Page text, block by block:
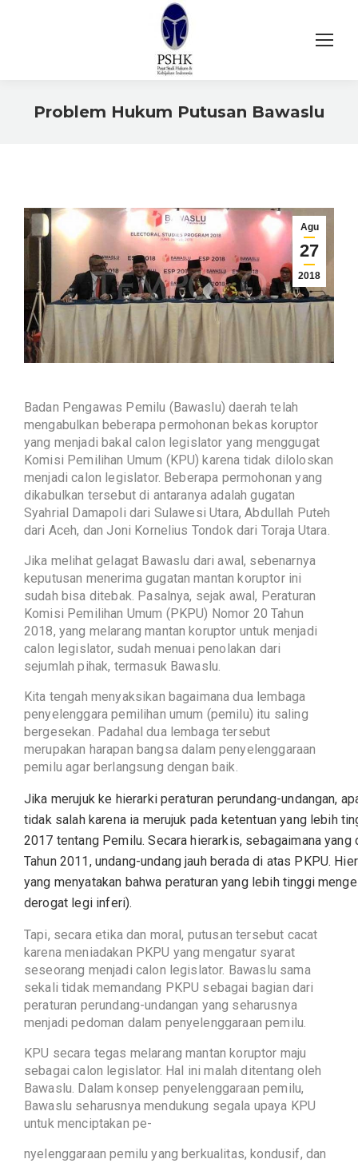
Problem Hukum Putusan Bawaslu
Agu
27
2018
Badan Pengawas Pemilu (Bawaslu) daerah telah
mengabulkan beberapa permohonan bekas koruptor
yang menjadi bakal calon legislator yang menggugat
Komisi Pemilihan Umum (KPU) karena tidak diloloskan
menjadi calon legislator. Beberapa permohonan yang
dikabulkan tersebut di antaranya adalah gugatan
Syahrial Damapoli dari Sulawesi Utara, Abdullah Puteh
dari Aceh, dan Joni Kornelius Tondok dari Toraja Utara.
Jika melihat gelagat Bawaslu dari awal, sebenarnya
keputusan menerima gugatan mantan koruptor ini
sudah bisa ditebak. Pasalnya, sejak awal, Peraturan
Komisi Pemilihan Umum (PKPU) Nomor 20 Tahun
2018, yang melarang mantan koruptor untuk menjadi
calon legislator, sudah menuai penolakan dari
sejumlah pihak, termasuk Bawaslu.
Kita tengah menyaksikan bagaimana dua lembaga
penyelenggara pemilihan umum (pemilu) itu saling
bergesekan. Padahal dua lembaga tersebut
merupakan harapan bangsa dalam penyelenggaraan
pemilu agar berlangsung dengan baik.
Jika merujuk ke hierarki peraturan perundang-undangan,
tidak salah karena ia merujuk pada ketentuan yang lebih
2017 tentang Pemilu. Secara hierarkis, sebagaimana yang
Tahun 2011, undang-undang jauh berada di atas PKPU.
yang menyatakan bahwa peraturan yang lebih tinggi
derogat legi inferi).
Tapi, secara etika dan moral, putusan tersebut cacat
karena meniadakan PKPU yang mengatur syarat
seseorang menjadi calon legislator. Bawaslu sama
sekali tidak memandang PKPU sebagai bagian dari
peraturan perundang-undangan yang seharusnya
menjadi pedoman dalam penyelenggaraan pemilu.
KPU secara tegas melarang mantan koruptor maju
sebagai calon legislator. Hal ini malah ditentang oleh
Bawaslu. Dalam konsep penyelenggaraan pemilu,
Bawaslu seharusnya mendukung segala upaya KPU
untuk menciptakan pe-
nyelenggaraan pemilu yang berkualitas, kondusif, dan